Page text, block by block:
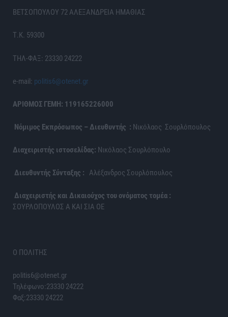
ΒΕΤΣΟΠΟΥΛΟΥ 72 ΑΛΕΞΑΝΔΡΕΙΑ ΗΜΑΘΙΑΣ
Τ.Κ. 59300
ΤΗΛ-ΦΑΞ: 23330 24222
e-mail: politis6@otenet.gr
ΑΡΙΘΜΟΣ ΓΕΜΗ: 119165226000
Νόμιμος Εκπρόσωπος – Διευθυντής : Νικόλαος Σουρλόπουλος
Διαχειριστής ιστοσελίδας: Νικόλαος Σουρλόπουλο
Διευθυντής Σύνταξης : Αλέξανδρος Σουρλόπουλος
Διαχειριστής και Δικαιούχος του ονόματος τομέα :
ΣΟΥΡΛΟΠΟΥΛΟΣ Α ΚΑΙ ΣΙΑ ΟΕ
Ο ΠΟΛΙΤΗΣ
politis6@otenet.gr
Τηλέφωνο:23330 24222
Φαξ:23330 24222